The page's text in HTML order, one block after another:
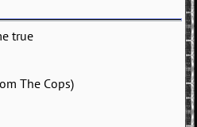
true
The Cops)